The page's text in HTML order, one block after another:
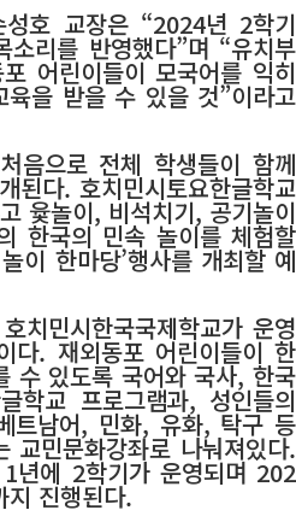
성호 교장은 “2024년 2학기
리를 반영했다”며 “유치부
어린이들이 모국어를 익히
을 받을 수 있을 것”이라고
음으로 전체 학생들이 함께
된다. 호치민시토요한글학교
윷놀이, 비석치기, 공기놀이
한국의 민속 놀이를 체험할
이 한마당’행사를 개최할 예
치민시한국국제학교가 운영
다. 재외동포 어린이들이 한
수 있도록 국어와 국사, 한국
학교 프로그램과, 성인들의
트남어, 민화, 유화, 탁구 등
교민문화강좌로 나눠져있다.
년에 2학기가 운영되며 202
진행된다.